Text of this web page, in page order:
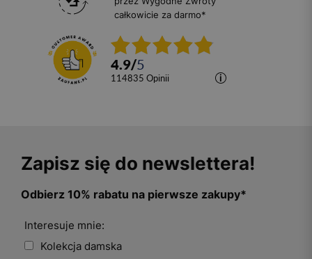
całkowicie za darmo*
4.9/5
114835 opinii
Zapisz się do newslettera!
Odbierz 10% rabatu na pierwsze zakupy*
Interesuje mnie:
Kolekcja damska